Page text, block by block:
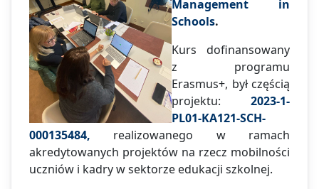
Management in
Schools.
Kurs dofinansowany
z programu
Erasmus+, był częścią
projektu: 2023-1-
PL01-KA121-SCH-
000135484, realizowanego w ramach
akredytowanych projektów na rzecz mobilności
uczniów i kadry w sektorze edukacji szkolnej.